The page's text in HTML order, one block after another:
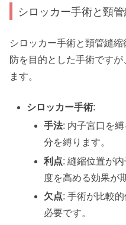
シロッカー手術と頸
シロッカー手術と頸管縫
防を目的とした手術です
ます。
シロッカー手術:
手法: 内子宮口を
分を縛ります。
利点: 縫縮位置が
度を高める効果が
欠点: 手術が比較
必要です。